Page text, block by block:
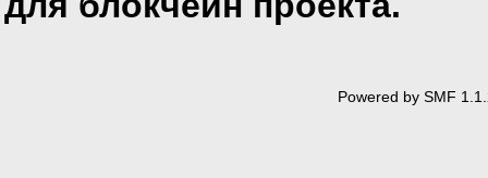
Powered by SMF